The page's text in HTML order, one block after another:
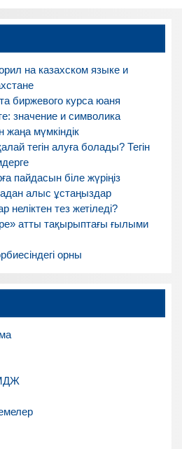
на казахском языке и
биржевого курса юаня
значение и символика
жаңа мүмкіндік
тегін алуға болады? Тегін
пайдасын біле жүріңіз
алыс ұстаңыздар
тез жетіледі?
атты тақырыптағы ғылыми
орны